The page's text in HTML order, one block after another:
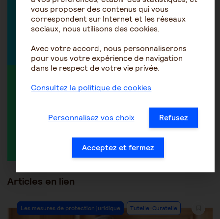
Marie-Hélène Isern-Réal
Avocate
Découvrir tous nos experts
Articles en lien
Les mesures de protection juridique Tutelle-Curatelle
vous proposer des contenus qui vous
correspondent sur Internet et les réseaux
sociaux, nous utilisons des cookies.
Avec votre accord, nous personnaliserons
pour vous votre expérience de navigation
dans le respect de votre vie privée.
Consultez la politique de cookies
Personnalisez vos choix Refusez
Acceptez et fermez